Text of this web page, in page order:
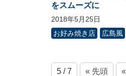
をスムーズに
2018年5月25日
お好み焼き店
広島風
5 / 7 « 先頭 «